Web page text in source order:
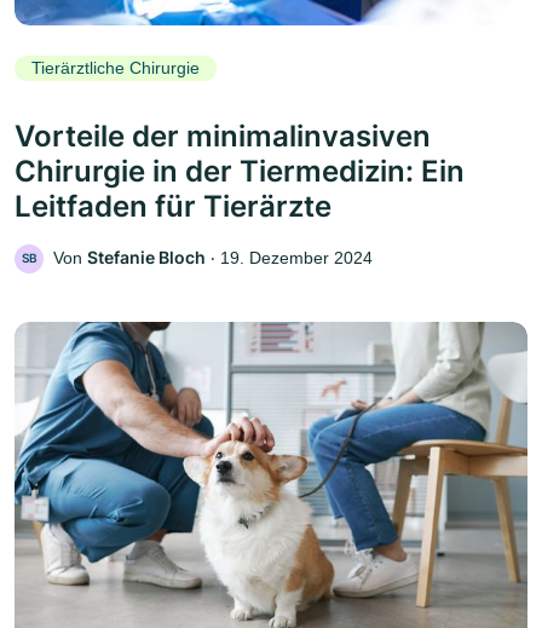
Tierärztliche Chirurgie
Vorteile der minimalinvasiven
Chirurgie in der Tiermedizin: Ein
Leitfaden für Tierärzte
SB Von Stefanie Bloch ‧ 19. Dezember 2024